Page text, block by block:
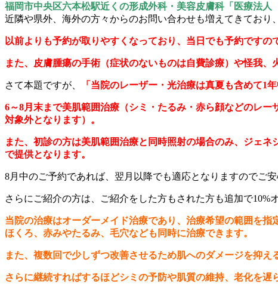
福岡市中央区六本松駅近くの形成外科・美容皮膚科「医療法
近隣や県外、海外の方々からのお問い合わせも増えてきており
以前よりも予約が取りやすくなっており、当日でも予約ですの
また、皮膚腫瘍の手術（症状のないものは自費診療）や怪我、
さて本題ですが、 「当院のレーザー・光治療は真夏も含めて1年
6～8月末まで美肌範囲治療（シミ・たるみ・赤ら顔などのレ
対象外となります）。
また、 初診の方は美肌範囲治療と同時照射の場合のみ、ジェネ
で提供となります。
8月中のご予約であれば、翌月以降でも適応となりますのでご安
さらにご紹介の方は、ご紹介をした方もされた方も追加で10%
当院の治療はオーダーメイド治療であり、治療希望の範囲を
ほくろ、赤みやたるみ、毛穴なども同時に治療できます。
また、複数回で少しずつ改善させるため肌へのダメージを抑
さらに継続すればするほどシミの予防や肌質の維持、老化を